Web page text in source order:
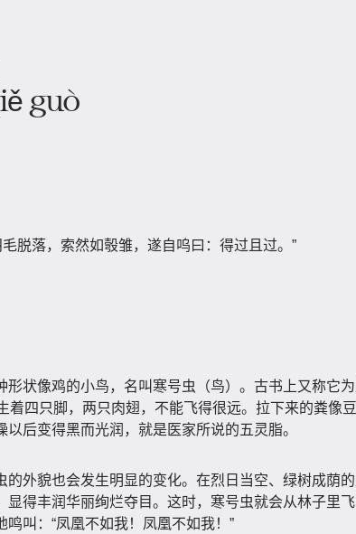
guò
毛脱落，索然如彀雏，遂自呜曰：得过且过。”
形状像鸡的小鸟，名叫寒号虫（鸟）。古书上又称它
着四只脚，两只肉翅，不能飞得很远。拉下来的粪像
后变得黑而光润，就是医家所说的五灵脂。
的外貌也会发生明显的变化。在烈日当空、绿树成荫的
得丰润华丽绚烂夺目。这时，寒号虫就会从林子里飞
叫：“凤凰不如我！凤凰不如我！”